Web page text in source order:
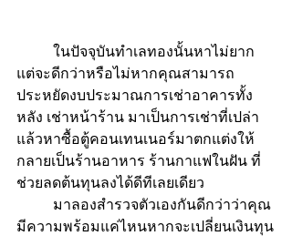
แต่จะดีกว่าหรือไม่หากคุณสามารถ
ประหยัดงบประมาณการเช่าอาคารทั้ง
หลัง เช่าหน้าร้าน มาเป็นการเช่าที่เปล่า
แล้วหาซื้อตู้คอนเทนเนอร์มาตกแต่งให้
กลายเป็นร้านอาหาร ร้านกาแฟในฝัน ที่
ช่วยลดต้นทุนลงได้ดีทีเลยเดียว
มีความพร้อมแค่ไหนหากจะเปลี่ยนเงินทุน